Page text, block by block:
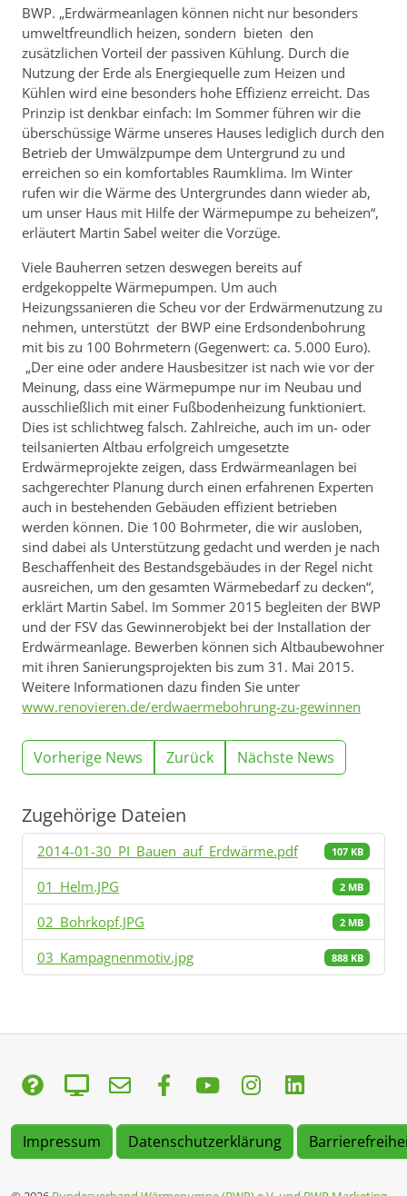
BWP. „Erdwärmeanlagen können nicht nur besonders
umweltfreundlich heizen, sondern bieten den
zusätzlichen Vorteil der passiven Kühlung. Durch die
Nutzung der Erde als Energiequelle zum Heizen und
Kühlen wird eine besonders hohe Effizienz erreicht. Das
Prinzip ist denkbar einfach: Im Sommer führen wir die
überschüssige Wärme unseres Hauses lediglich durch den
Betrieb der Umwälzpumpe dem Untergrund zu und
erreichen so ein komfortables Raumklima. Im Winter
rufen wir die Wärme des Untergrundes dann wieder ab,
um unser Haus mit Hilfe der Wärmepumpe zu beheizen“,
erläutert Martin Sabel weiter die Vorzüge.
Viele Bauherren setzen deswegen bereits auf
erdgekoppelte Wärmepumpen. Um auch
Heizungssanieren die Scheu vor der Erdwärmenutzung zu
nehmen, unterstützt der BWP eine Erdsondenbohrung
mit bis zu 100 Bohrmetern (Gegenwert: ca. 5.000 Euro).
„Der eine oder andere Hausbesitzer ist nach wie vor der
Meinung, dass eine Wärmepumpe nur im Neubau und
ausschließlich mit einer Fußbodenheizung funktioniert.
Dies ist schlichtweg falsch. Zahlreiche, auch im un- oder
teilsanierten Altbau erfolgreich umgesetzte
Erdwärmeprojekte zeigen, dass Erdwärmeanlagen bei
sachgerechter Planung durch einen erfahrenen Experten
auch in bestehenden Gebäuden effizient betrieben
werden können. Die 100 Bohrmeter, die wir ausloben,
sind dabei als Unterstützung gedacht und werden je nach
Beschaffenheit des Bestandsgebäudes in der Regel nicht
ausreichen, um den gesamten Wärmebedarf zu decken“,
erklärt Martin Sabel. Im Sommer 2015 begleiten der BWP
und der FSV das Gewinnerobjekt bei der Installation der
Erdwärmeanlage. Bewerben können sich Altbaubewohner
mit ihren Sanierungsprojekten bis zum 31. Mai 2015.
Weitere Informationen dazu finden Sie unter
www.renovieren.de/erdwaermebohrung-zu-gewinnen
Vorherige News Zurück Nächste News
Zugehörige Dateien
2014-01-30_PI_Bauen_auf_Erdwärme.pdf 107 KB
01_Helm.JPG 2 MB
02_Bohrkopf.JPG 2 MB
03_Kampagnenmotiv.jpg 888 KB
Impressum Datenschutzerklärung